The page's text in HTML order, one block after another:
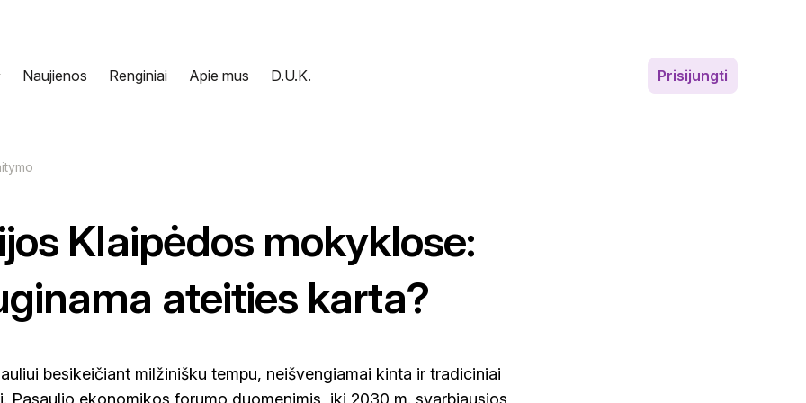
verslumas
| Mokytojų DI įgūdžių ugdymo programa
Naujienos Renginiai Apie mus D.U.K. Prisijungti
Klaipėdos mokyklose:
ateities karta?
besikeičiant milžinišku tempu, neišvengiamai kinta ir tradiciniai
Pasaulio ekonomikos forumo duomenimis, iki 2030 m. svarbiausios